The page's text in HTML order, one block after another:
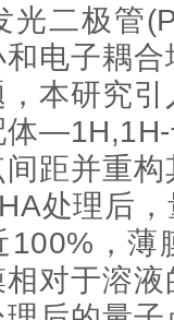
光二极管(
电子耦
本研究
距并重
处理后
，薄
对于溶